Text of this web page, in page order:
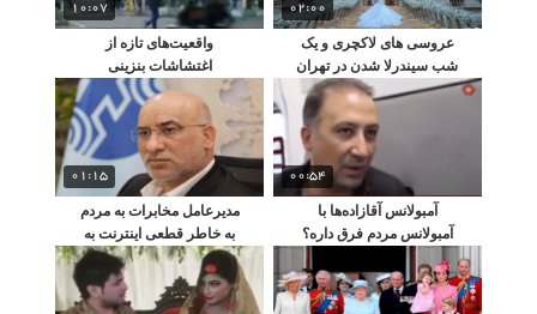
02:00
عروسی های لاکچری و یک
شب سیندرلا شدن در تهران
را ببینید !
10:07
واقعیت‌های تازه از
اغتشاشات بنزینی
00:54
آمبولانس آقازاده‌ها با
آمبولانس مردم فرق داره؟
01:15
مدیرعامل مخابرات به مردم
به خاطر قطعی اینترنت به
مردم وعده داد